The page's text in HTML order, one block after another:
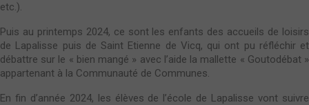
etc.).
Puis au printemps 2024, ce sont les enfants des accueils de loisirs
de Lapalisse puis de Saint Etienne de Vicq, qui ont pu réfléchir et
débattre sur le « bien mangé » avec l’aide la mallette « Goutodébat »
appartenant à la Communauté de Communes.
En fin d’année 2024, les élèves de l’école de Lapalisse vont suivre